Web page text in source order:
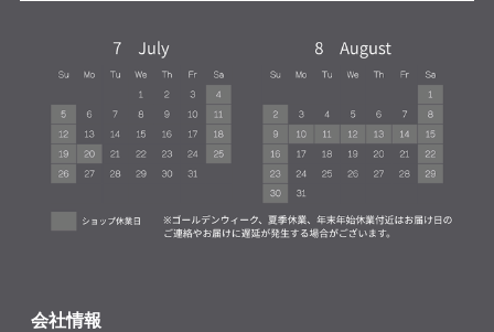
会社情報